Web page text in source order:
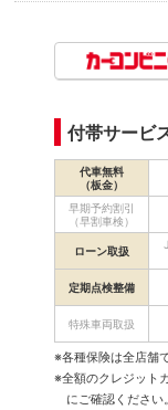
付帯サービ
代車無料
（板金）
早期予約割引
（早割車検）
ローン取扱
定期点検整備
特殊車両取扱
※各種保険は全店舗
※全額のクレジット
にご確認ください。